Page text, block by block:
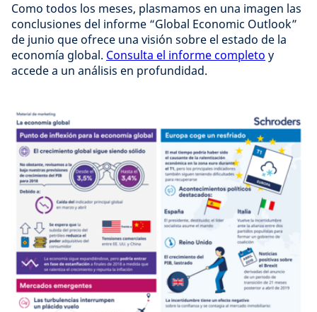
Como todos los meses, plasmamos en una imagen las
conclusiones del informe “Global Economic Outlook”
de junio que ofrece una visión sobre el estado de la
economía global. Consulta el informe completo y
accede a un análisis en profundidad.